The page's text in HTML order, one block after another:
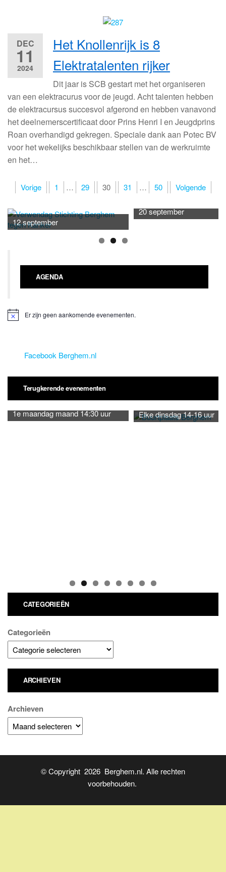
DEC
11
2024
Het Knollenrijk is 8
Elektratalenten rijker
Dit jaar is SCB gestart met het organiseren
van een elektracurus voor de jeugd. Acht talenten hebben
de elektracursus succesvol afgerond en hebben vanavond
het deelnemerscertificaat door Prins Henri I en Jeugdprins
Roan overhandigd gekregen. Speciale dank aan Potec BV
voor het wekelijks beschikbaar stellen van de werkruimte
en het…
Berichten
paginering
Vorige 1 … 29 30 31 … 50 Volgende
12 september
20 september
AGENDA
Er zijn geen aankomende evenementen.
Facebook Berghem.nl
Terugkerende evenementen
1e maandag maand 14:30 uur Elke dinsdag 14-16 uur
CATEGORIEËN
Categorieën
ARCHIEVEN
Archieven
© Copyright 2026 Berghem.nl. Alle rechten
voorbehouden.